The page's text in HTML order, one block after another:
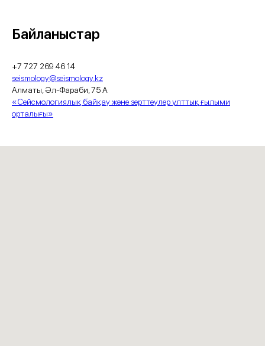
Байланыстар
+7 727 269 46 14
seismology@seismology.kz
Алматы, Әл-Фараби, 75 А
«Сейсмологиялық байқау және зерттеулер ұлттық ғылыми
орталығы»